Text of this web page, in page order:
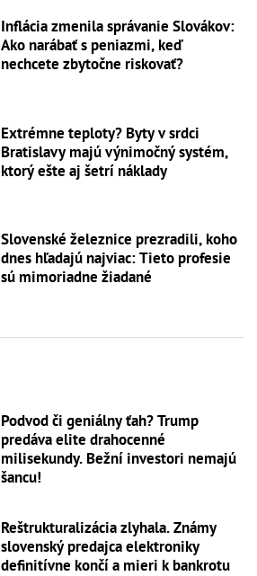
Inflácia zmenila správanie Slovákov:
Ako narábať s peniazmi, keď
nechcete zbytočne riskovať?
Extrémne teploty? Byty v srdci
Bratislavy majú výnimočný systém,
ktorý ešte aj šetrí náklady
Slovenské železnice prezradili, koho
dnes hľadajú najviac: Tieto profesie
sú mimoriadne žiadané
Podvod či geniálny ťah? Trump
predáva elite drahocenné
milisekundy. Bežní investori nemajú
šancu!
Reštrukturalizácia zlyhala. Známy
slovenský predajca elektroniky
definitívne končí a mieri k bankrotu